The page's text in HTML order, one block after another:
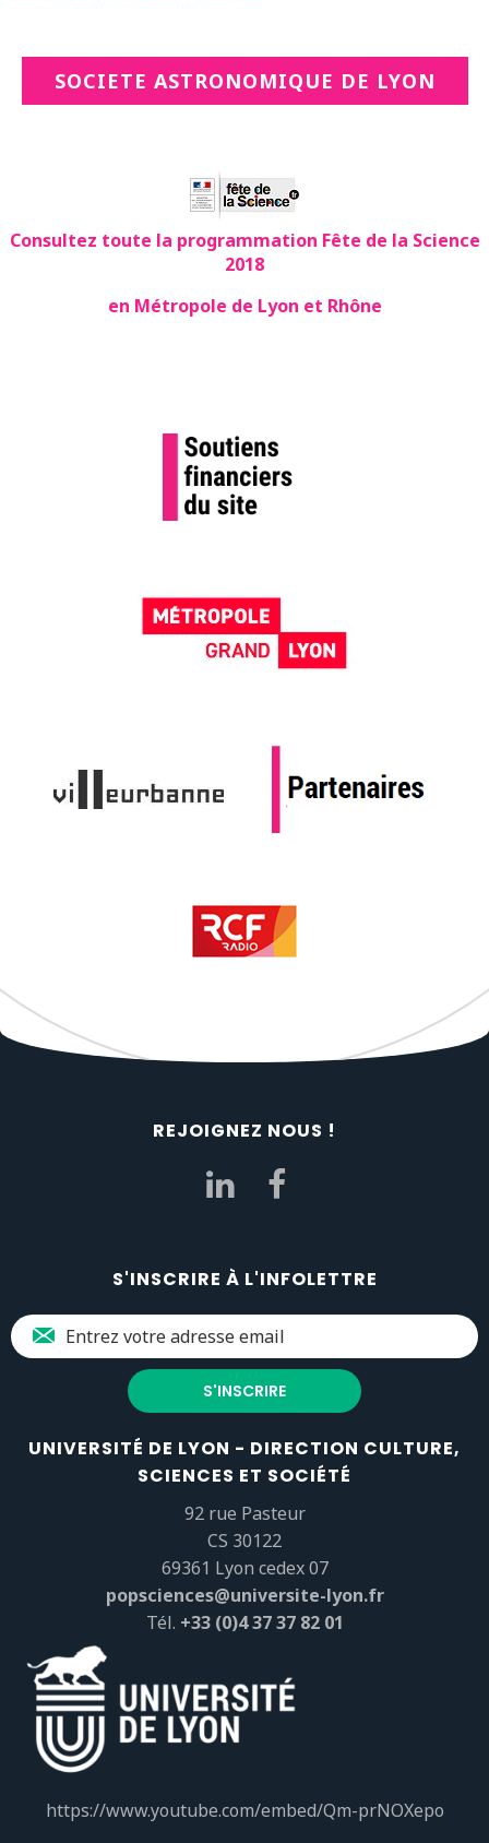
SOCIETE ASTRONOMIQUE DE LYON
Consultez toute la programmation Fête de la Science
2018
en Métropole de Lyon et Rhône
REJOIGNEZ NOUS !
S'INSCRIRE À L'INFOLETTRE
UNIVERSITÉ DE LYON - DIRECTION CULTURE,
SCIENCES ET SOCIÉTÉ
92 rue Pasteur
CS 30122
69361 Lyon cedex 07
popsciences@universite-lyon.fr
Tél. +33 (0)4 37 37 82 01
https://www.youtube.com/embed/Qm-prNOXepo